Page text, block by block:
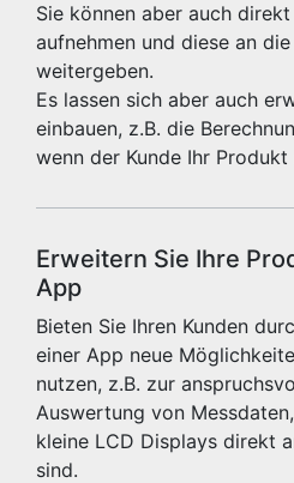
Sie können aber auch
aufnehmen und diese an
weitergeben.
Es lassen sich aber auch
einbauen, z.B. die
wenn der Kunde Ihr
Erweitern Sie Ihre
App
Bieten Sie Ihren Kunden
einer App neue
nutzen, z.B. zur
Auswertung von
kleine LCD Displays direkt
sind.